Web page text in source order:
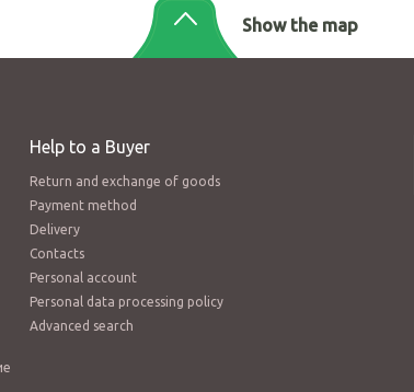
Show the map
Help to a Buyer
Return and exchange of goods
Payment method
Delivery
Contacts
Personal account
Personal data processing policy
Advanced search